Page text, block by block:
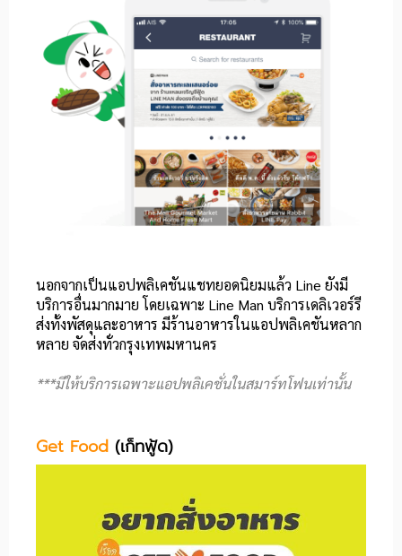
นอกจากเป็นแอปพลิเคชันแชทยอดนิยมแล้ว​ Line​ ยังมี
บริการอื่นมากมาย​ โดยเฉพาะ Line​ Man​ บริการเดลิเวอร์รี
ส่งทั้งพัสดุและอาหาร มีร้านอาหารในแอปพลิเคชันหลาก
หลาย จัดส่งทั่วกรุงเทพมหานคร​
***มีให้บริการเฉพาะแอปพลิเคชั่นในสมาร์ทโฟนเท่านั้น
Get Food (เก็ทฟู้ด)